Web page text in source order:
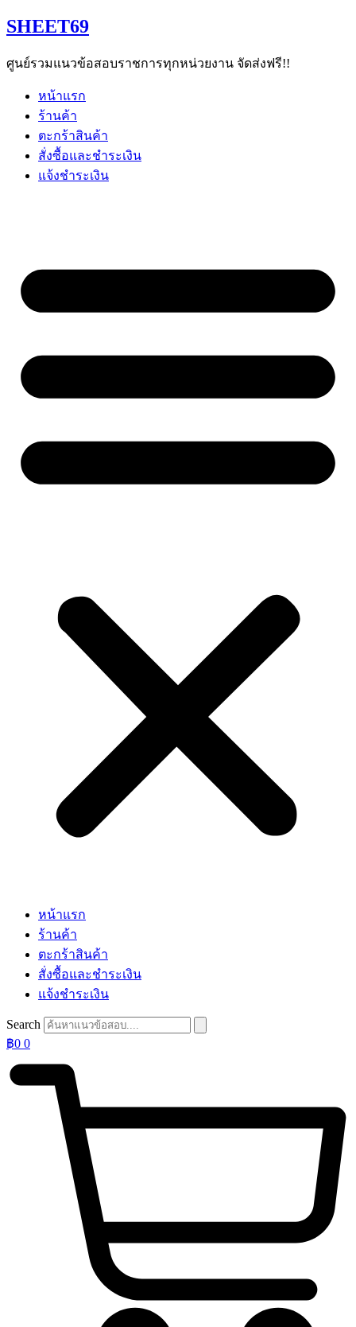
Skip
to
SHEET69
ศูนย์รวมแนวข้อสอบราชการทุกหน่วยงาน จัดส่งฟรี!!
หน้าแรก
ร้านค้า
ตะกร้าสินค้า
สั่งซื้อและชำระเงิน
แจ้งชำระเงิน
หน้าแรก
ร้านค้า
ตะกร้าสินค้า
สั่งซื้อและชำระเงิน
แจ้งชำระเงิน
Search
฿0 0